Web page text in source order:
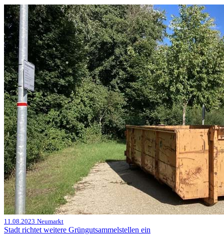
11.08.2023 Neumarkt
Stadt richtet weitere Grüngutsammelstellen ein